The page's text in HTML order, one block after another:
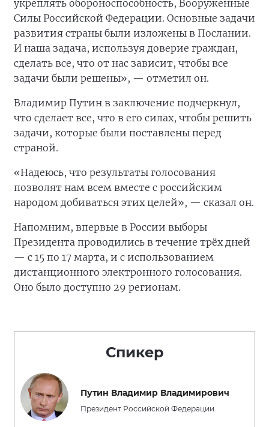
укреплять обороноспособность, Вооруженные
Силы Российской Федерации. Основные задачи
развития страны были изложены в Послании.
И наша задача, используя доверие граждан,
сделать все, что от нас зависит, чтобы все
задачи были решены», — отметил он.
Владимир Путин в заключение подчеркнул,
что сделает все, что в его силах, чтобы решить
задачи, которые были поставлены перед
страной.
«Надеюсь, что результаты голосования
позволят нам всем вместе с российским
народом добиваться этих целей», — сказал он.
Напомним, впервые в России выборы
Президента проводились в течение трёх дней
— с 15 по 17 марта, и с использованием
дистанционного электронного голосования.
Оно было доступно 29 регионам.
Спикер
Путин Владимир Владимирович
Президент Российской Федерации